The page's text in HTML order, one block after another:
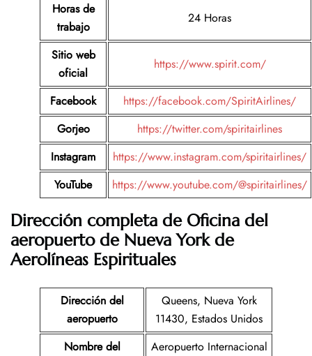
Horas de
trabajo
24 Horas
Sitio web
oficial
https://www.spirit.com/
Facebook
https://facebook.com/SpiritAirlines/
Gorjeo
https://twitter.com/spiritairlines
Instagram
https://www.instagram.com/spiritairlines/
YouTube
https://www.youtube.com/@spiritairlines/
Dirección completa de Oficina del
aeropuerto de Nueva York de
Aerolíneas Espirituales
Dirección del
aeropuerto
Queens, Nueva York
11430, Estados Unidos
Nombre del
Aeropuerto Internacional